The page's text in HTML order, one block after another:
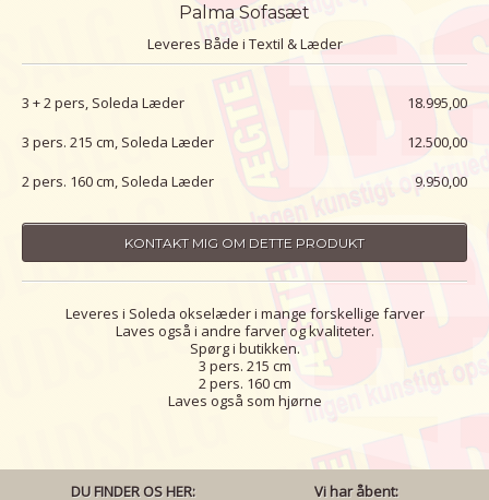
Palma Sofasæt
Leveres Både i Textil & Læder
3 + 2 pers, Soleda Læder
18.995,00
3 pers. 215 cm, Soleda Læder
12.500,00
2 pers. 160 cm, Soleda Læder
9.950,00
KONTAKT MIG OM DETTE PRODUKT
Leveres i Soleda okselæder i mange forskellige farver
Laves også i andre farver og kvaliteter.
Spørg i butikken.
3 pers. 215 cm
2 pers. 160 cm
Laves også som hjørne
DU FINDER OS HER:
Vi har åbent: